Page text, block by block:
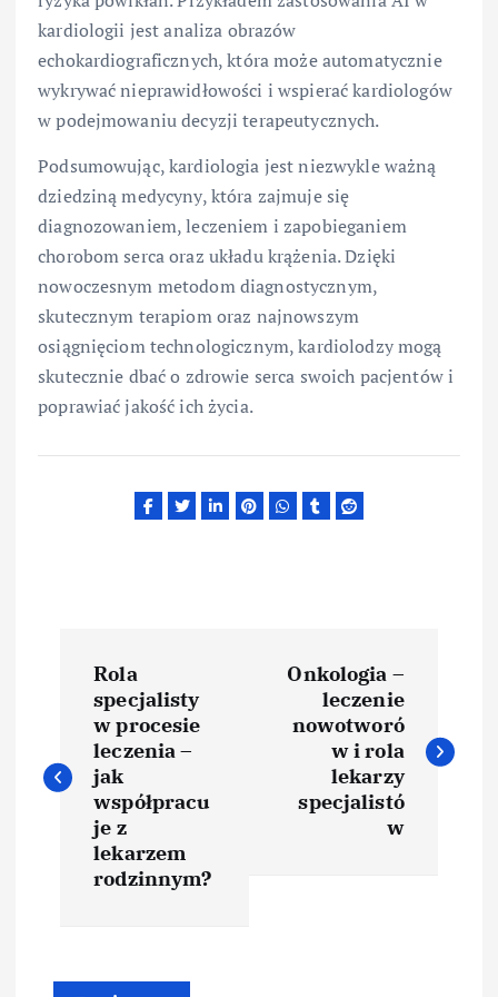
kardiologii jest analiza obrazów
echokardiograficznych, która może automatycznie
wykrywać nieprawidłowości i wspierać kardiologów
w podejmowaniu decyzji terapeutycznych.
Podsumowując, kardiologia jest niezwykle ważną
dziedziną medycyny, która zajmuje się
diagnozowaniem, leczeniem i zapobieganiem
chorobom serca oraz układu krążenia. Dzięki
nowoczesnym metodom diagnostycznym,
skutecznym terapiom oraz najnowszym
osiągnięciom technologicznym, kardiolodzy mogą
skutecznie dbać o zdrowie serca swoich pacjentów i
poprawiać jakość ich życia.
w
c
Rola
specjalisty
w procesie
leczenia –
jak
współpracu
je z
lekarzem
rodzinnym?
Onkologia –
leczenie
nowotworó
w i rola
lekarzy
specjalistó
w